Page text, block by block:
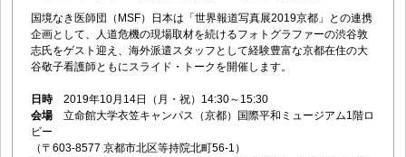
国境なき医師団（MSF）日本は「世界報道写真展2019京都」との連携
企画として、人道危機の現場取材を続けるフォトグラファーの渋谷敦
志氏をゲスト迎え、海外派遣スタッフとして経験豊富な京都在住の大
谷敬子看護師ともにスライド・トークを開催します。
日時2019年10月14日（月・祝）14:30～15:30
会場 立命館大学衣笠キャンパス（京都）国際平和ミュージアム1階ロ
ビー
（〒603-8577 京都市北区等持院北町56-1）